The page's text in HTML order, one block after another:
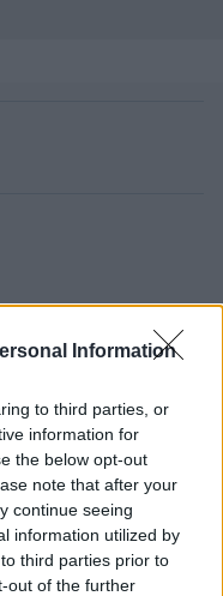
Information
to third parties, or
information for
the below opt-out
note that after your
continue seeing
information utilized by
third parties prior to
out of the further
Συμβούλιο/
Όργανα
Προσωπικό &
- Μέλη